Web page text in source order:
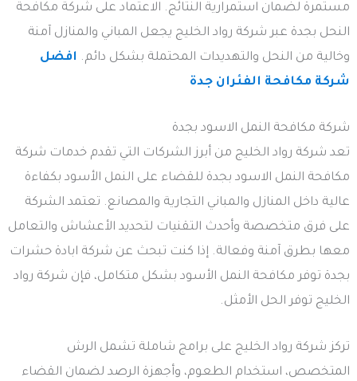
مستمرة لضمان استمرارية النتائج. الاعتماد على شركة مكافحة
النحل بجدة عبر شركة رواد الخليج يجعل المباني والمنازل آمنة
وخالية من النحل والتهديدات المحتملة بشكل دائم. افضل
شركة مكافحة الفئران جدة
شركة مكافحة النمل الاسود بجدة
تعد شركة رواد الخليج من أبرز الشركات التي تقدم خدمات شركة
مكافحة النمل الاسود بجدة للقضاء على النمل الأسود بكفاءة
عالية داخل المنازل والمباني التجارية والمصانع. تعتمد الشركة
على فرق متخصصة وأحدث التقنيات لتحديد الأعشاش والتعامل
معها بطرق آمنة وفعالة. إذا كنت تبحث عن شركة ابادة حشرات
بجدة توفر مكافحة النمل الأسود بشكل متكامل، فإن شركة رواد
الخليج توفر الحل الأمثل.
تركز شركة رواد الخليج على برامج شاملة تشمل الرش
المتخصص، استخدام الطعوم، وأجهزة الرصد لضمان القضاء